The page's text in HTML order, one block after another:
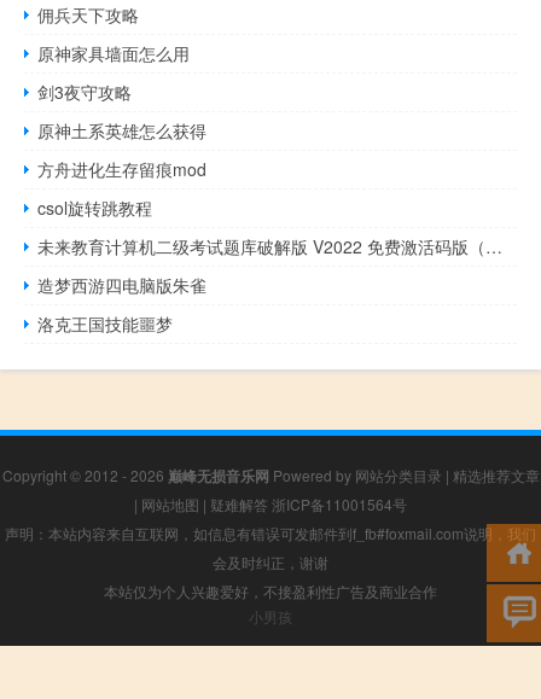
佣兵天下攻略
原神家具墙面怎么用
剑3夜守攻略
原神土系英雄怎么获得
方舟进化生存留痕mod
csol旋转跳教程
未来教育计算机二级考试题库破解版 V2022 免费激活码版（未来教育计算机二级考试题库破解版 V2022 免费激活码版功能简介）
造梦西游四电脑版朱雀
洛克王国技能噩梦
Copyright © 2012 - 2026 巅峰无损音乐网 Powered by 网站分类目录 | 精选推荐文章
| 网站地图 | 疑难解答 浙ICP备11001564号
声明：本站内容来自互联网，如信息有错误可发邮件到f_fb#foxmail.com说明，我们
会及时纠正，谢谢
本站仅为个人兴趣爱好，不接盈利性广告及商业合作
小男孩